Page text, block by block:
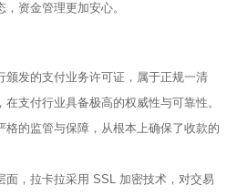
资金管理更加安心。​
颁发的支付业务许可证，属于正规一清
支付行业具备极高的权威性与可靠性。
格的监管与保障，从根本上确保了收款的
面，拉卡拉采用 SSL 加密技术，对交易